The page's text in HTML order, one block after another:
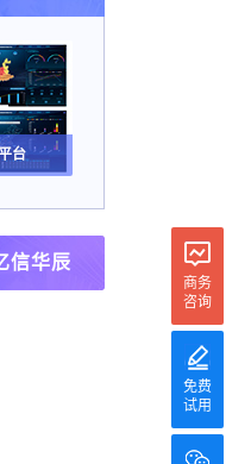
析平台
信华辰
商务
咨询
免费
试用